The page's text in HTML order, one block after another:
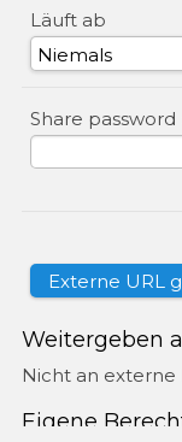
Läuft ab
Share
Weitergeben
Nicht an
Eigene